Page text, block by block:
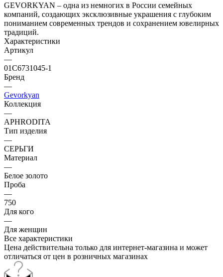
GEVORKYAN – одна из немногих в России семейных
компаний, создающих эксклюзивные украшения с глубоким
пониманием современных трендов и сохранением ювелирных
традиций.
Характеристики
Артикул
—
01С6731045-1
Бренд
—
Gevorkyan
Коллекция
—
APHRODITA
Тип изделия
—
СЕРЬГИ
Материал
—
Белое золото
Проба
—
750
Для кого
—
Для женщин
Все характеристики
Цена действительна только для интернет-магазина и может
отличаться от цен в розничных магазинах